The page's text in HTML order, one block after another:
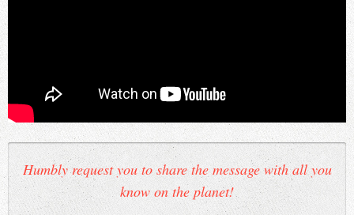
Humbly request you to share the message with all you
know on the planet!